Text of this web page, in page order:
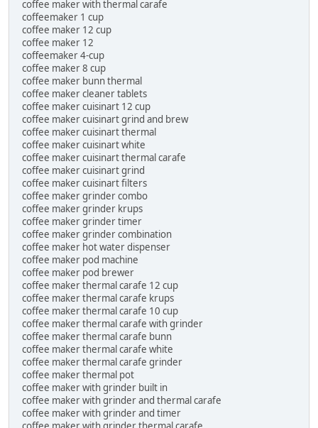
coffee maker with thermal carafe
coffeemaker 1 cup
coffee maker 12 cup
coffee maker 12
coffeemaker 4-cup
coffee maker 8 cup
coffee maker bunn thermal
coffee maker cleaner tablets
coffee maker cuisinart 12 cup
coffee maker cuisinart grind and brew
coffee maker cuisinart thermal
coffee maker cuisinart white
coffee maker cuisinart thermal carafe
coffee maker cuisinart grind
coffee maker cuisinart filters
coffee maker grinder combo
coffee maker grinder krups
coffee maker grinder timer
coffee maker grinder combination
coffee maker hot water dispenser
coffee maker pod machine
coffee maker pod brewer
coffee maker thermal carafe 12 cup
coffee maker thermal carafe krups
coffee maker thermal carafe 10 cup
coffee maker thermal carafe with grinder
coffee maker thermal carafe bunn
coffee maker thermal carafe white
coffee maker thermal carafe grinder
coffee maker thermal pot
coffee maker with grinder built in
coffee maker with grinder and thermal carafe
coffee maker with grinder and timer